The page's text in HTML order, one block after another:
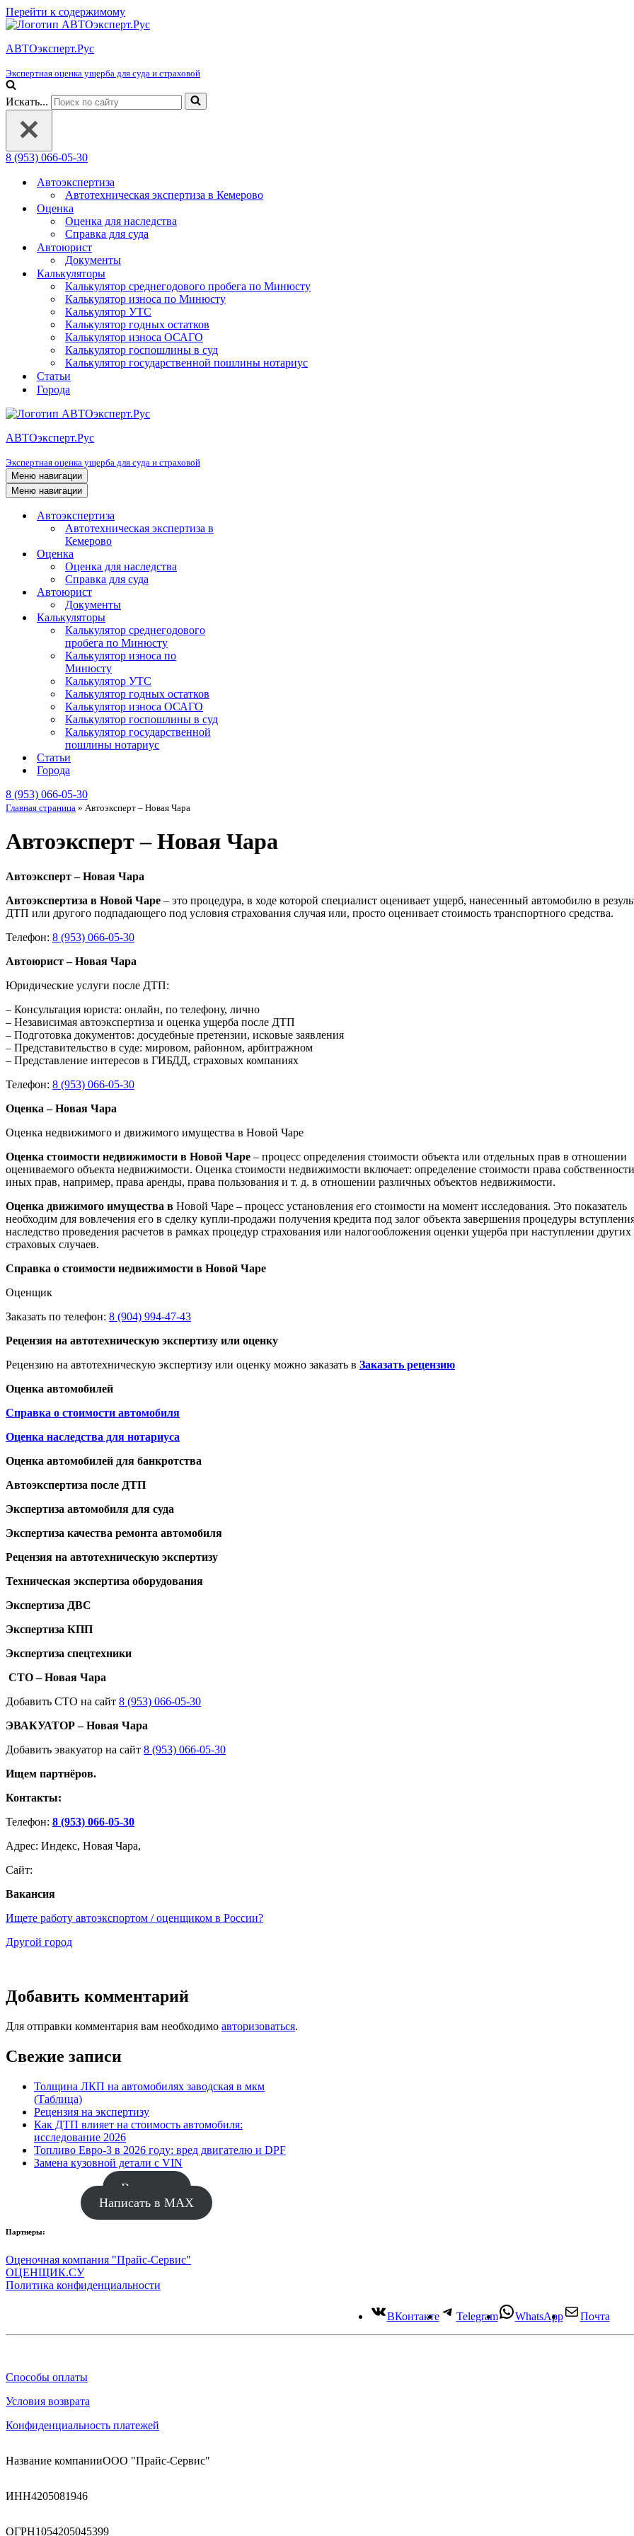
Перейти к содержимому
АВТОэксперт.Рус
Экспертная оценка ущерба для суда и страховой
Искать...
8 (953) 066-05-30
Автоэкспертиза
Автотехническая экспертиза в Кемерово
Оценка
Оценка для наследства
Справка для суда
Автоюрист
Документы
Калькуляторы
Калькулятор среднегодового пробега по Минюсту
Калькулятор износа по Минюсту
Калькулятор УТС
Калькулятор годных остатков
Калькулятор износа ОСАГО
Калькулятор госпошлины в суд
Калькулятор государственной пошлины нотариус
Статьи
Города
АВТОэксперт.Рус
Экспертная оценка ущерба для суда и страховой
Меню навигации
Меню навигации
Автоэкспертиза
Автотехническая экспертиза в
Кемерово
Оценка
Оценка для наследства
Справка для суда
Автоюрист
Документы
Калькуляторы
Калькулятор среднегодового
пробега по Минюсту
Калькулятор износа по
Минюсту
Калькулятор УТС
Калькулятор годных остатков
Калькулятор износа ОСАГО
Калькулятор госпошлины в суд
Калькулятор государственной
пошлины нотариус
Статьи
Города
8 (953) 066-05-30
Главная страница » Автоэксперт – Новая Чара
Автоэксперт – Новая Чара
Автоэксперт – Новая Чара
Автоэкспертиза в Новой Чаре – это процедура, в ходе которой специалист оценивает ущерб, нанесенный автомобилю в
ДТП или другого подпадающего под условия страхования случая или, просто оценивает стоимость транспортного средства.
Телефон: 8 (953) 066-05-30
Автоюрист – Новая Чара
Юридические услуги после ДТП:
– Консультация юриста: онлайн, по телефону, лично
– Независимая автоэкспертиза и оценка ущерба после ДТП
– Подготовка документов: досудебные претензии, исковые заявления
– Представительство в суде: мировом, районном, арбитражном
– Представление интересов в ГИБДД, страховых компаниях
Телефон: 8 (953) 066-05-30
Оценка – Новая Чара
Оценка недвижимого и движимого имущества в Новой Чаре
Оценка стоимости недвижимости в Новой Чаре – процесс определения стоимости объекта или отдельных прав в отношении
оцениваемого объекта недвижимости. Оценка стоимости недвижимости включает: определение стоимости права
иных прав, например, права аренды, права пользования и т. д. в отношении различных объектов недвижимости.
Оценка движимого имущества в Новой Чаре – процесс установления его стоимости на момент исследования. Это показатель
необходим для вовлечения его в сделку купли-продажи получения кредита под залог объекта завершения процедуры
наследство проведения расчетов в рамках процедур страхования или налогообложения оценки ущерба при наступлении других
страховых случаев.
Справка о стоимости недвижимости в Новой Чаре
Оценщик
Заказать по телефон: 8 (904) 994-47-43
Рецензия на автотехническую экспертизу или оценку
Рецензию на автотехническую экспертизу или оценку можно заказать в Заказать рецензию
Оценка автомобилей
Справка о стоимости автомобиля
Оценка наследства для нотариуса
Оценка автомобилей для банкротства
Автоэкспертиза после ДТП
Экспертиза автомобиля для суда
Экспертиза качества ремонта автомобиля
Рецензия на автотехническую экспертизу
Техническая экспертиза оборудования
Экспертиза ДВС
Экспертиза КПП
Экспертиза спецтехники
СТО – Новая Чара
Добавить СТО на сайт 8 (953) 066-05-30
ЭВАКУАТОР – Новая Чара
Добавить эвакуатор на сайт 8 (953) 066-05-30
Ищем партнёров.
Контакты:
Телефон: 8 (953) 066-05-30
Адрес: Индекс, Новая Чара,
Сайт:
Вакансия
Ищете работу автоэкспортом / оценщиком в России?
Другой город
Добавить комментарий
Для отправки комментария вам необходимо авторизоваться.
Свежие записи
Толщина ЛКП на автомобилях заводская в мкм
(Таблица)
Рецензия на экспертизу
Как ДТП влияет на стоимость автомобиля:
исследование 2026
Топливо Евро-3 в 2026 году: вред двигателю и DPF
Замена кузовной детали с VIN
Вакансия
Написать в MAX
Партнеры:
Оценочная компания "Прайс-Сервис"
ОЦЕНЩИК.СУ
Политика конфиденциальности
ВКонтакте Telegram WhatsApp Почта
Способы оплаты
Условия возврата
Конфиденциальность платежей
Название компанииООО "Прайс-Сервис"
ИНН4205081946
ОГРН1054205045399